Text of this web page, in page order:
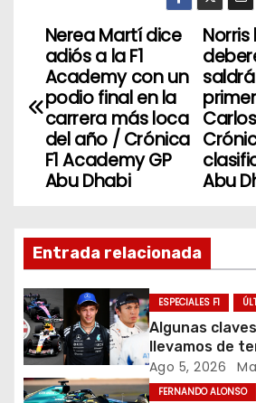
er e
b
o
o
k
e
dI
n
N
v
a
c
i
ó
n
Abu
Nerea Martí dice
adiós a la F1
Academy con un
podio final en la
carrera más loca
del año / Crónica
F1 Academy GP
Abu Dhabi
Entrada relacionada
ESPECIALES F1
Algunas
llevamos de
Fórmula 1
Ago 5, 2026
FERNANDO ALONSO